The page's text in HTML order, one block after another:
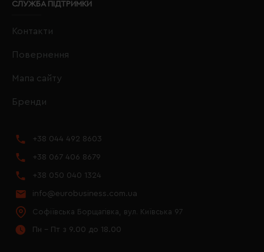
СЛУЖБА ПІДТРИМКИ
Контакти
Повернення
Мапа сайту
Бренди
+38 044 492 8603
+38 067 406 8679
+38 050 040 1324
info@eurobusiness.com.ua
Софіївська Борщагівка, вул. Київська 97
Пн - Пт з 9.00 до 18.00